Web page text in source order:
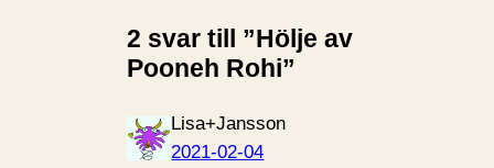
2 svar till ”Hölje av
Pooneh Rohi”
Lisa+Jansson
2021-02-04